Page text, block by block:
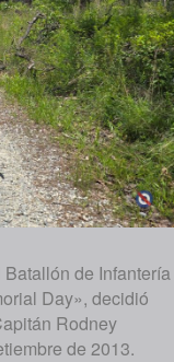
de Infantería
Day», decidió
Rodney
de 2013.